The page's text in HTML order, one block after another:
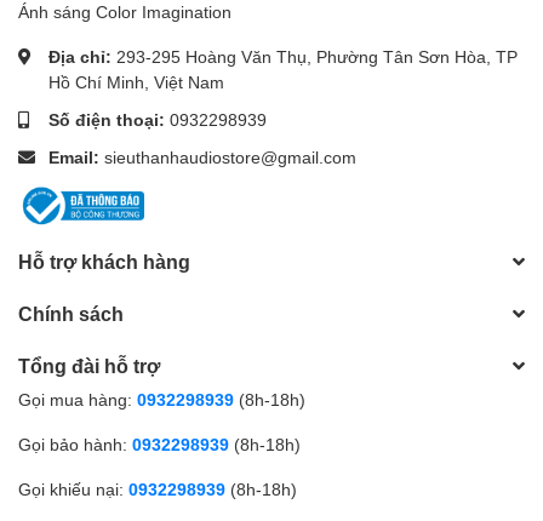
Ánh sáng Color Imagination
Địa chỉ: 293-295 Hoàng Văn Thụ, Phường Tân Sơn Hòa, TP
Hồ Chí Minh, Việt Nam
Số điện thoại: 0932298939
Email: sieuthanhaudiostore@gmail.com
Hỗ trợ khách hàng
Chính sách
Tổng đài hỗ trợ
Gọi mua hàng: 0932298939 (8h-18h)
Gọi bảo hành: 0932298939 (8h-18h)
Gọi khiếu nại: 0932298939 (8h-18h)